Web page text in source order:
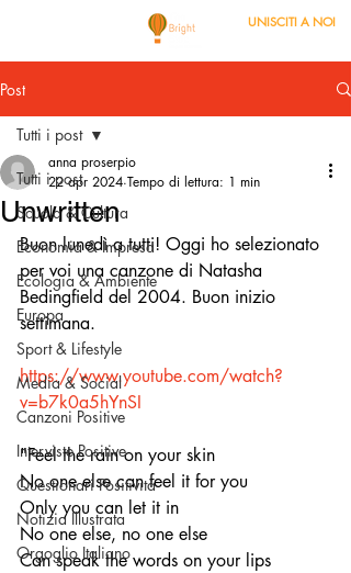
UNISCITI A NOI
Post
Tutti i post
Scuola & Cultura
Economia & Impresa
Ecologia & Ambiente
Europa
Sport & Lifestyle
Media & Social
Canzoni Positive
Interviste Positive
Questionari Positività
Notizia Illustrata
Orgoglio Italiano
Tutti i post
Unwritten
anna proserpio
22 apr 2024 Tempo di lettura: 1 min
Buon lunedì a tutti! Oggi ho selezionato
per voi una canzone di Natasha
Bedingfield del 2004. Buon inizio
settimana.
https://www.youtube.com/watch?
v=b7k0a5hYnSI
"Feel the rain on your skin
No one else can feel it for you
Only you can let it in
No one else, no one else
Can speak the words on your lips